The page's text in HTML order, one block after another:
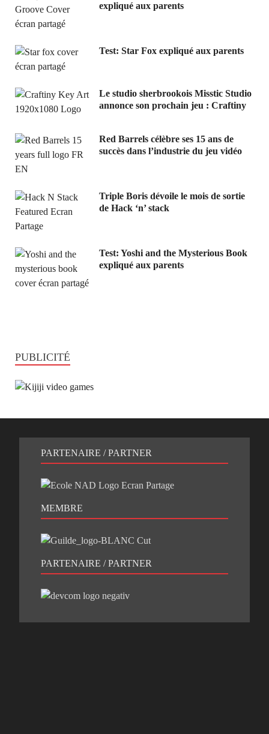
expliqué aux parents
Test: Star Fox expliqué aux parents
Le studio sherbrookois Misstic Studio
annonce son prochain jeu : Craftiny
Red Barrels célèbre ses 15 ans de
succès dans l’industrie du jeu vidéo
Triple Boris dévoile le mois de sortie
de Hack ‘n’ stack
Test: Yoshi and the Mysterious Book
expliqué aux parents
PUBLICITÉ
PARTENAIRE / PARTNER
MEMBRE
PARTENAIRE / PARTNER